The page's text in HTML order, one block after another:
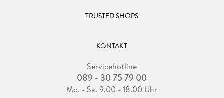
TRUSTED SHOPS
KONTAKT
Servicehotline
089 - 30 75 79 00
Mo. - Sa. 9.00 - 18.00 Uhr